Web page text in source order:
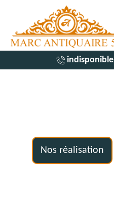
indisponible
Nos réalisation